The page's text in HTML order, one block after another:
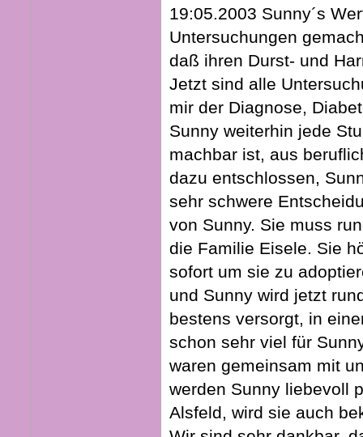
19:05.2003 Sunny´s
Untersuchungen
daß ihren Durst- und
Jetzt sind alle
mir der Diagnose,
Sunny weiterhin jede
machbar ist, aus
dazu entschlossen,
sehr schwere
von Sunny. Sie muss
die Familie Eisele. Sie
sofort um sie zu
und Sunny wird jetzt
bestens versorgt, in
schon sehr viel für
waren gemeinsam mit
werden Sunny liebevoll
Alsfeld, wird sie auch